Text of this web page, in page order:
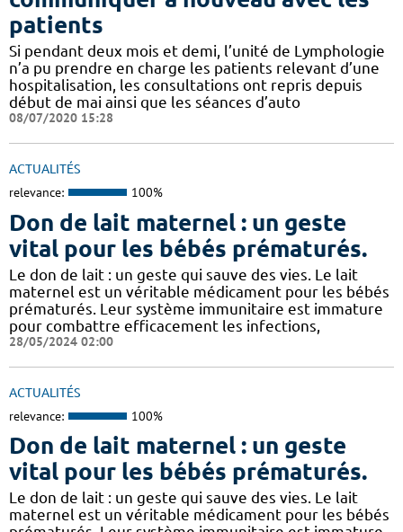
patients
Si pendant deux mois et demi, l’unité de Lymphologie
n’a pu prendre en charge les patients relevant d’une
hospitalisation, les consultations ont repris depuis
début de mai ainsi que les séances d’auto
08/07/2020 15:28
ACTUALITÉS
relevance: 100%
Don de lait maternel : un geste
vital pour les bébés prématurés.
Le don de lait : un geste qui sauve des vies. Le lait
maternel est un véritable médicament pour les bébés
prématurés. Leur système immunitaire est immature
pour combattre efficacement les infections,
28/05/2024 02:00
ACTUALITÉS
relevance: 100%
Don de lait maternel : un geste
vital pour les bébés prématurés.
Le don de lait : un geste qui sauve des vies. Le lait
maternel est un véritable médicament pour les bébés